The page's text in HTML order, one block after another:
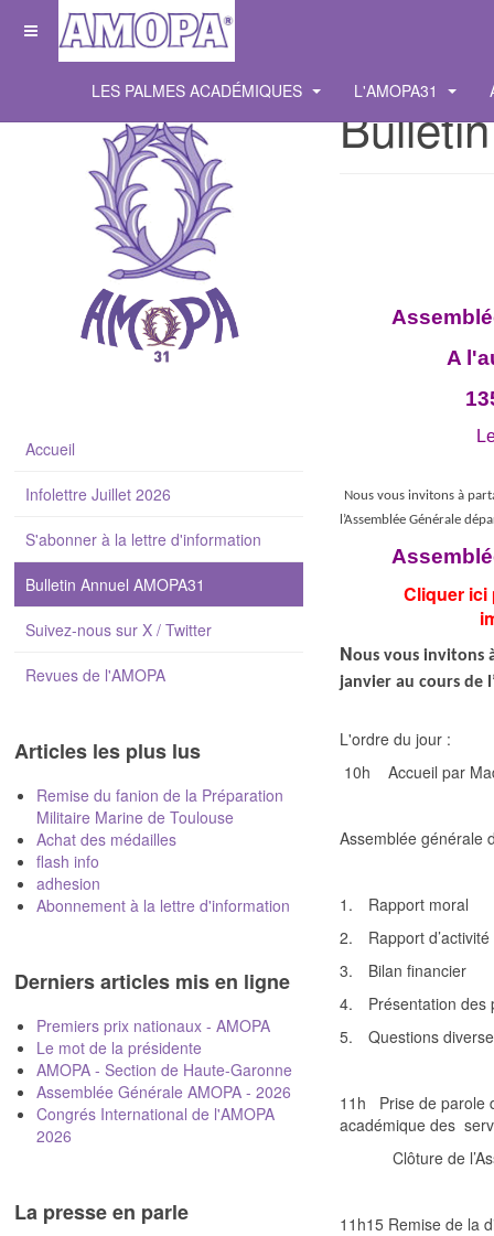
LES PALMES ACADÉMIQUES L'AMOPA31
A
Nous vous invitons à
l’Assemblée Générale
Cliquer ici
Nous vous invitons
janvier au cours de
L'ordre du jour :
10h
Accueil par
Assemblée générale
1.
Rapport moral
2.
Rapport d’activité
3.
Bilan financier
4.
Présentation des
5.
Questions
11h
Prise de parole
académique des
Clôture de
11h15 Remise de la
Accueil
Infolettre Juillet 2026
S'abonner à la lettre d'information
Bulletin Annuel AMOPA31
Suivez-nous sur X / Twitter
Revues de l'AMOPA
Articles les plus lus
Remise du fanion de la Préparation
Militaire Marine de Toulouse
Achat des médailles
flash info
adhesion
Abonnement à la lettre d'information
Derniers articles mis en ligne
Premiers prix nationaux - AMOPA
Le mot de la présidente
AMOPA - Section de Haute-Garonne
Assemblée Générale AMOPA - 2026
Congrés International de l'AMOPA
2026
La presse en parle